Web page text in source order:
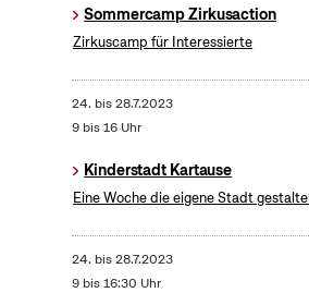
Sommercamp Zirkusaction
Zirkuscamp für Interessierte
24. bis28.7.2023
9 bis 16 Uhr
Kinderstadt Kartause
Eine Woche die eigene Stadt
24. bis28.7.2023
9 bis 16:30 Uhr